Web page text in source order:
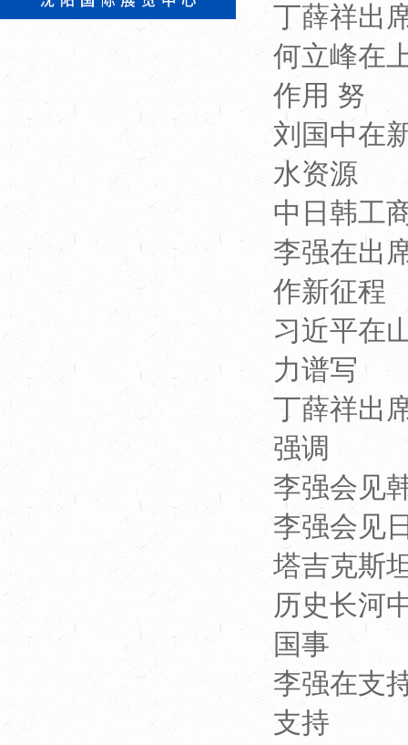
丁薛祥出
何立峰在
作用 努
刘国中在
水资源
中日韩工
李强在出
作新征程
习近平在
力谱写
丁薛祥出
强调
李强会见
李强会见
塔吉克斯
历史长河
国事
李强在支
支持